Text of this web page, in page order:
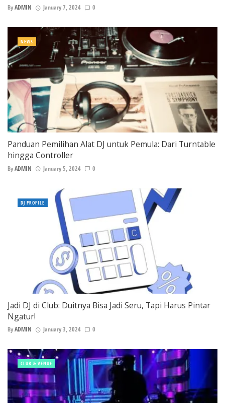
ByADMIN January 7, 2024 0
Panduan Pemilihan Alat DJ untuk Pemula: Dari Turntable
hingga Controller
ByADMIN January 5, 2024 0
NEWS
Jadi DJ di Club: Duitnya Bisa Jadi Seru, Tapi Harus Pintar
Ngatur!
ByADMIN January 3, 2024 0
DJ PROFILE
CLUB & VENUE